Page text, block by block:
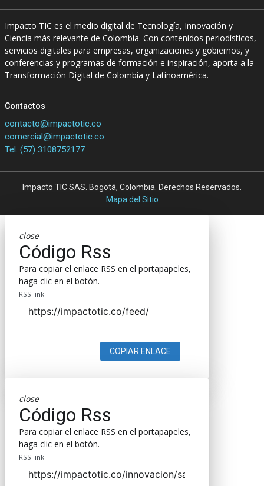
Impacto TIC es el medio digital de Tecnología, Innovación y
Ciencia más relevante de Colombia. Con contenidos periodísticos,
servicios digitales para empresas, organizaciones y gobiernos, y
conferencias y programas de formación e inspiración, aporta a la
Transformación Digital de Colombia y Latinoamérica.
Contactos
contacto@impactotic.co
comercial@impactotic.co
Tel. (57) 3108752177
Impacto TIC SAS. Bogotá, Colombia. Derechos Reservados.
Mapa del Sitio
close
Código Rss
Para copiar el enlace RSS en el portapapeles,
haga clic en el botón.
RSS link
COPIAR ENLACE
close
Código Rss
Para copiar el enlace RSS en el portapapeles,
haga clic en el botón.
RSS link